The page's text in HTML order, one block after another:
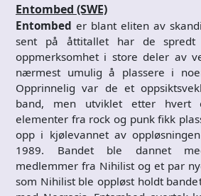
Entombed (SWE)
Entombed er blant eliten av
sent på åttitallet har de
oppmerksomhet i store deler av
nærmest umulig å plassere i
Opprinnelig var de et
band, men utviklet etter
elementer fra rock og punk fikk
opp i kjølevannet av
1989. Bandet ble dannet
medlemmer fra Nihilist og et par
som Nihilist ble oppløst holdt